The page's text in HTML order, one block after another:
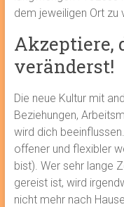
dem jeweiligen Ort zu
Akzeptiere,
veränderst!
Die neue Kultur mit
Beziehungen,
wird dich
offener und flexibler
bist). Wer sehr lange
gereist ist, wird
nicht mehr nach